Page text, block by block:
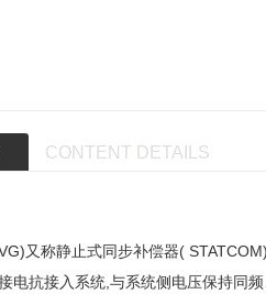
CONTENT DETAILS
又称静止式同步补偿器(
电抗接入系统,与系统侧电压保持同